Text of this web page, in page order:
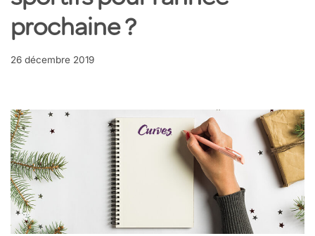
prochaine ?
26 décembre 2019